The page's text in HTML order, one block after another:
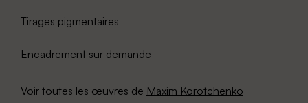
Tirages pigmentaires
Encadrement sur demande
Voir toutes les œuvres de Maxim Korotchenko